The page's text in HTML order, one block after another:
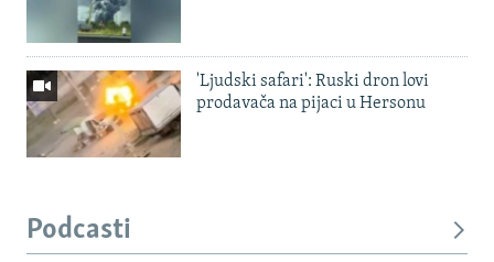
'Ljudski safari': Ruski dron lovi
prodavača na pijaci u Hersonu
Podcasti